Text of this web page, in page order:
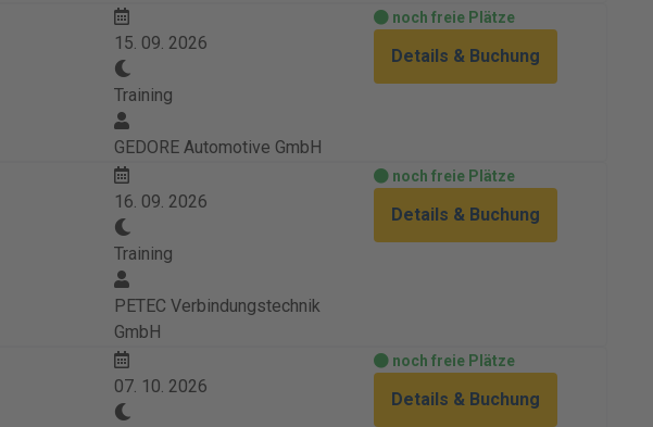
15. 09. 2026
Training
GEDORE Automotive GmbH
noch freie Plätze
Details & Buchung
16. 09. 2026
Training
PETEC Verbindungstechnik
GmbH
noch freie Plätze
Details & Buchung
07. 10. 2026
noch freie Plätze
Details & Buchung